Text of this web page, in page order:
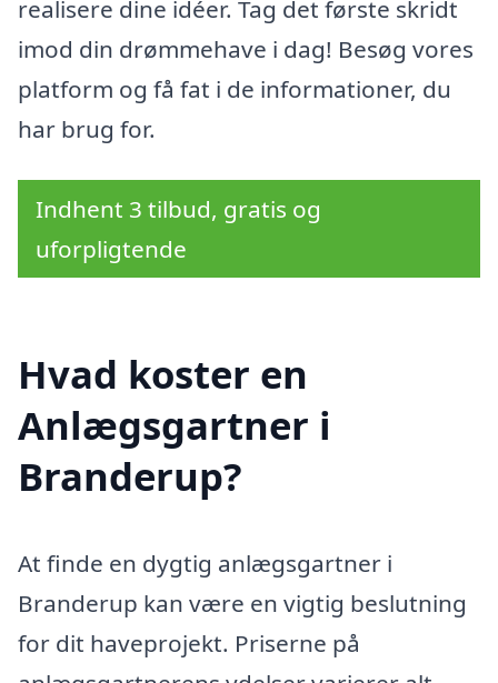
realisere dine idéer. Tag det første skridt
imod din drømmehave i dag! Besøg vores
platform og få fat i de informationer, du
har brug for.
Indhent 3 tilbud, gratis og
uforpligtende
Hvad koster en
Anlægsgartner i
Branderup?
At finde en dygtig anlægsgartner i
Branderup kan være en vigtig beslutning
for dit haveprojekt. Priserne på